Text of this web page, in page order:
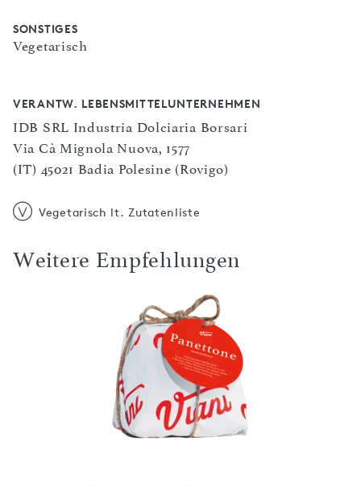
SONSTIGES
Vegetarisch
VERANTW. LEBENSMITTELUNTERNEHMEN
IDB SRL Industria Dolciaria Borsari
Via Cà Mignola Nuova, 1577
(IT) 45021 Badia Polesine (Rovigo)
Vegetarisch lt. Zutatenliste
Weitere Empfehlungen